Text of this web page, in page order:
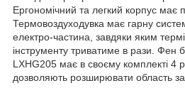
Ергономічний та легкий корпус має
Термовоздуходувка має гарну
електро-частина, завдяки яким
інструменту триватиме в рази. Фен
LXHG205 має в своєму комплекті 4
дозволяють розширювати область